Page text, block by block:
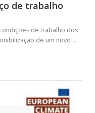
de trabalho
de trabalho dos
de um novo ...